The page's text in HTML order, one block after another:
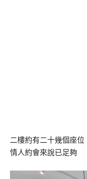
二樓約有二十幾個座
情人約會來說已足夠